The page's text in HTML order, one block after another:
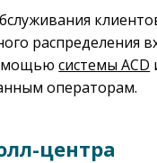
распределения
системы ACD
операторам.
центра